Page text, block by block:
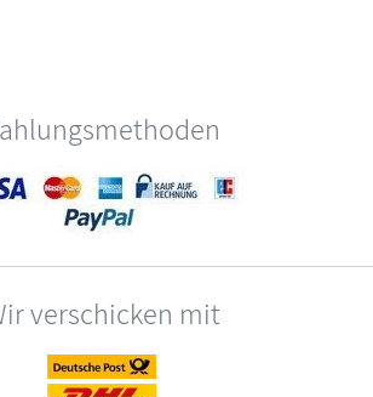
verschicken mit